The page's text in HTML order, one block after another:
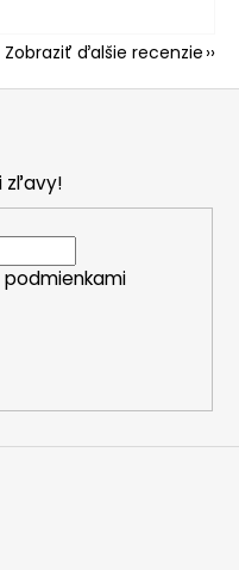
Zobraziť ďalšie recenzie
zľavy!
podmienkami